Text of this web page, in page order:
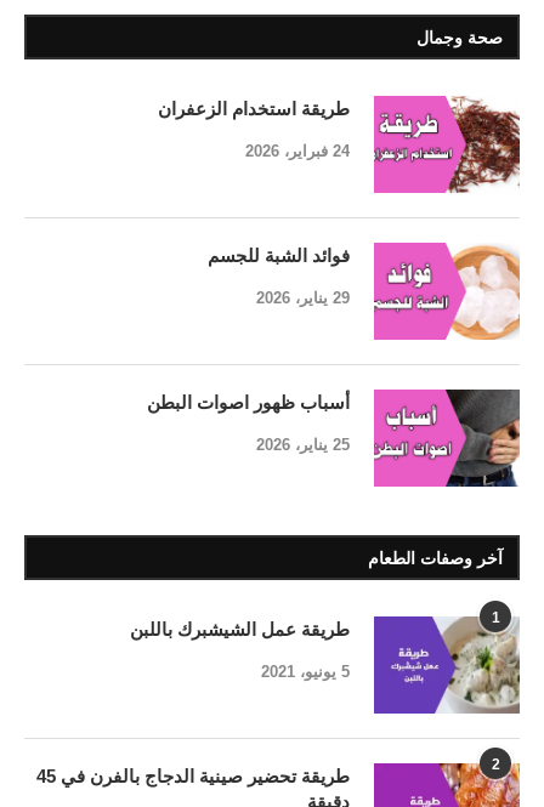
صحة وجمال
طريقة استخدام الزعفران
24 فبراير، 2026
فوائد الشبة للجسم
29 يناير، 2026
أسباب ظهور اصوات البطن
25 يناير، 2026
آخر وصفات الطعام
1
طريقة عمل الشيشبرك باللبن
5 يونيو، 2021
2
طريقة تحضير صينية الدجاج بالفرن في 45
دقيقة